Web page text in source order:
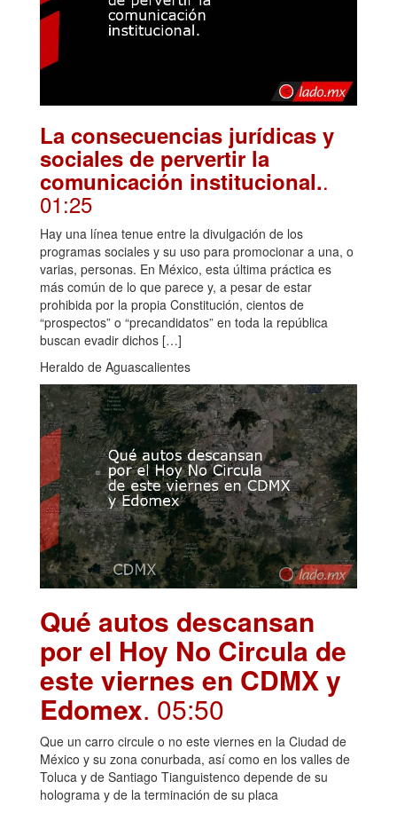
La consecuencias jurídicas y
sociales de pervertir la
comunicación institucional..
01:25
Hay una línea tenue entre la divulgación de los
programas sociales y su uso para promocionar a una, o
varias, personas. En México, esta última práctica es
más común de lo que parece y, a pesar de estar
prohibida por la propia Constitución, cientos de
“prospectos” o “precandidatos” en toda la república
buscan evadir dichos […]
Heraldo de Aguascalientes
Qué autos descansan
por el Hoy No Circula de
este viernes en CDMX y
Edomex. 05:50
Que un carro circule o no este viernes en la Ciudad de
México y su zona conurbada, así como en los valles de
Toluca y de Santiago Tianguistenco depende de su
holograma y de la terminación de su placa